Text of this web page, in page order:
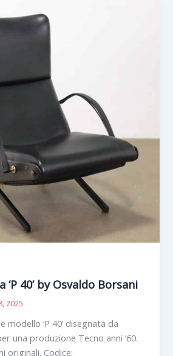
‘P 40’ by Osvaldo Borsani
2025
modello ‘P 40’ disegnata da
una produzione Tecno anni ’60.
originali. Codice: